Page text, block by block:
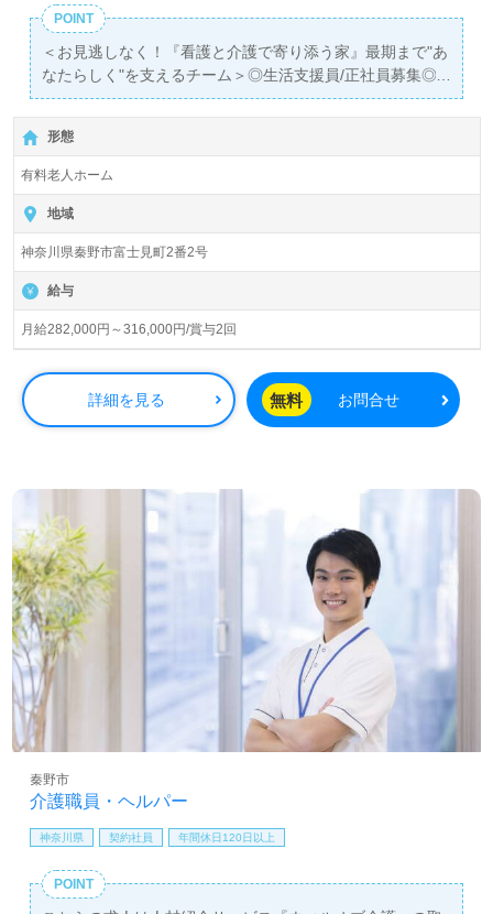
護】＊求人情報収集、将来的に検討の方も遠慮なく＊
LINE、メール、お電話などご希望に応じてお問い合わせ/ご
相談可能です。転職相談、求人紹介、年収交渉など完全無
料サービスをご利用いただけます。＜非公開求人も取扱い
あり！＞"転職支援"のプロと一緒に転職活動！お問い合わ
せお待ちしております。
POINT
＜お見逃しなく！『看護と介護で寄り添う家』最期まで"あ
なたらしく"を支えるチーム＞◎生活支援員/正社員募集◎
【月給282,000円～316,000円/賞与2回】＊初任者研修以上
有資格者向け求人＊『秦野駅』徒歩20分。お車通勤可能で
す。
入居定員30名（30室/全室個室）『ReHOPE秦野』CUC
HOSPICE/株式会社シーユーシー・ホスピス（本社：東京
都港区）様の運営です。北海道、東北、関東、東海、関西
エリアにホスピス型住宅施設、訪問看護事業所、訪問介護
事業所、居宅介護、重度訪問看護事業を展開されていま
◎ご利用者様、ご家族様、介護職のあなたとかけがえのな
い時間。ここでしか経験できない『ありがとう』を心に咲
かせて！◎
看護助手や介護職経験のある方をお迎えします。ホスピス
員様が心を込めてご利用者様の『生きることに寄り添う』
事業所様です。『ご利用者様やご家族様の想いに寄り添い
たい、資格/経験を活かしたい』『働きがいを感じながら仕
事をしたい』『施設形態や環境を変えて働きたい』等の方
も大歓迎です。ご利用者様とご家族様の"心の声"に寄り添
いながら『ホスピス』でのチーム医療に共感いただける方
を幅広く募集します。募集詳細等、担当コンサルタントよ
りご案内します。お問い合わせも遠慮なくお願いします。
医療/福祉業界の正社員/パート求人探しは【ウィルオブ介
護】＊求人情報収集、将来的に検討の方も遠慮なく＊
LINE、メール、お電話などご希望に応じてお問い合わせ/ご
料サービスをご利用いただけます。＜非公開求人も取扱い
あり！＞"転職支援"のプロと一緒に転職活動！お問い合わ
せお待ちしております。
形態
有料老人ホーム
地域
神奈川県秦野市富士見町2番2号
給与
月給282,000円～316,000円/賞与2回
詳細を見る 無料 お問合せ
介護職員・ヘルパー
秦野市
神奈川県 契約社員 年間休日120日以上
POINT